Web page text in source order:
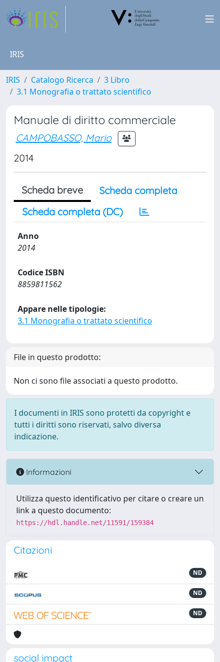
IRIS
IRIS Catalogo Ricerca
3 Libro
3.1 Monografia o trattato scientifico
Manuale di diritto commerciale
CAMPOBASSO, Mario
2014
Scheda breve
Scheda completa
Scheda completa (DC)
Anno
2014
Codice ISBN
8859811562
Appare nelle tipologie:
3.1 Monografia o trattato scientifico
File in questo prodotto:
Non ci sono file associati a questo prodotto.
I documenti in IRIS sono protetti da copyright e
tutti i diritti sono riservati, salvo diversa
indicazione.
Informazioni
Utilizza questo identificativo per citare o creare un
link a questo documento:
https://hdl.handle.net/11591/159384
Citazioni
ND
ND
ND
social impact